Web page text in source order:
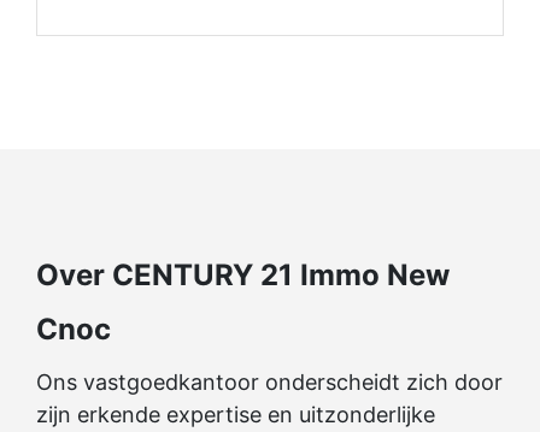
Over CENTURY 21 Immo New
Cnoc
Ons vastgoedkantoor onderscheidt zich door
zijn erkende expertise en uitzonderlijke